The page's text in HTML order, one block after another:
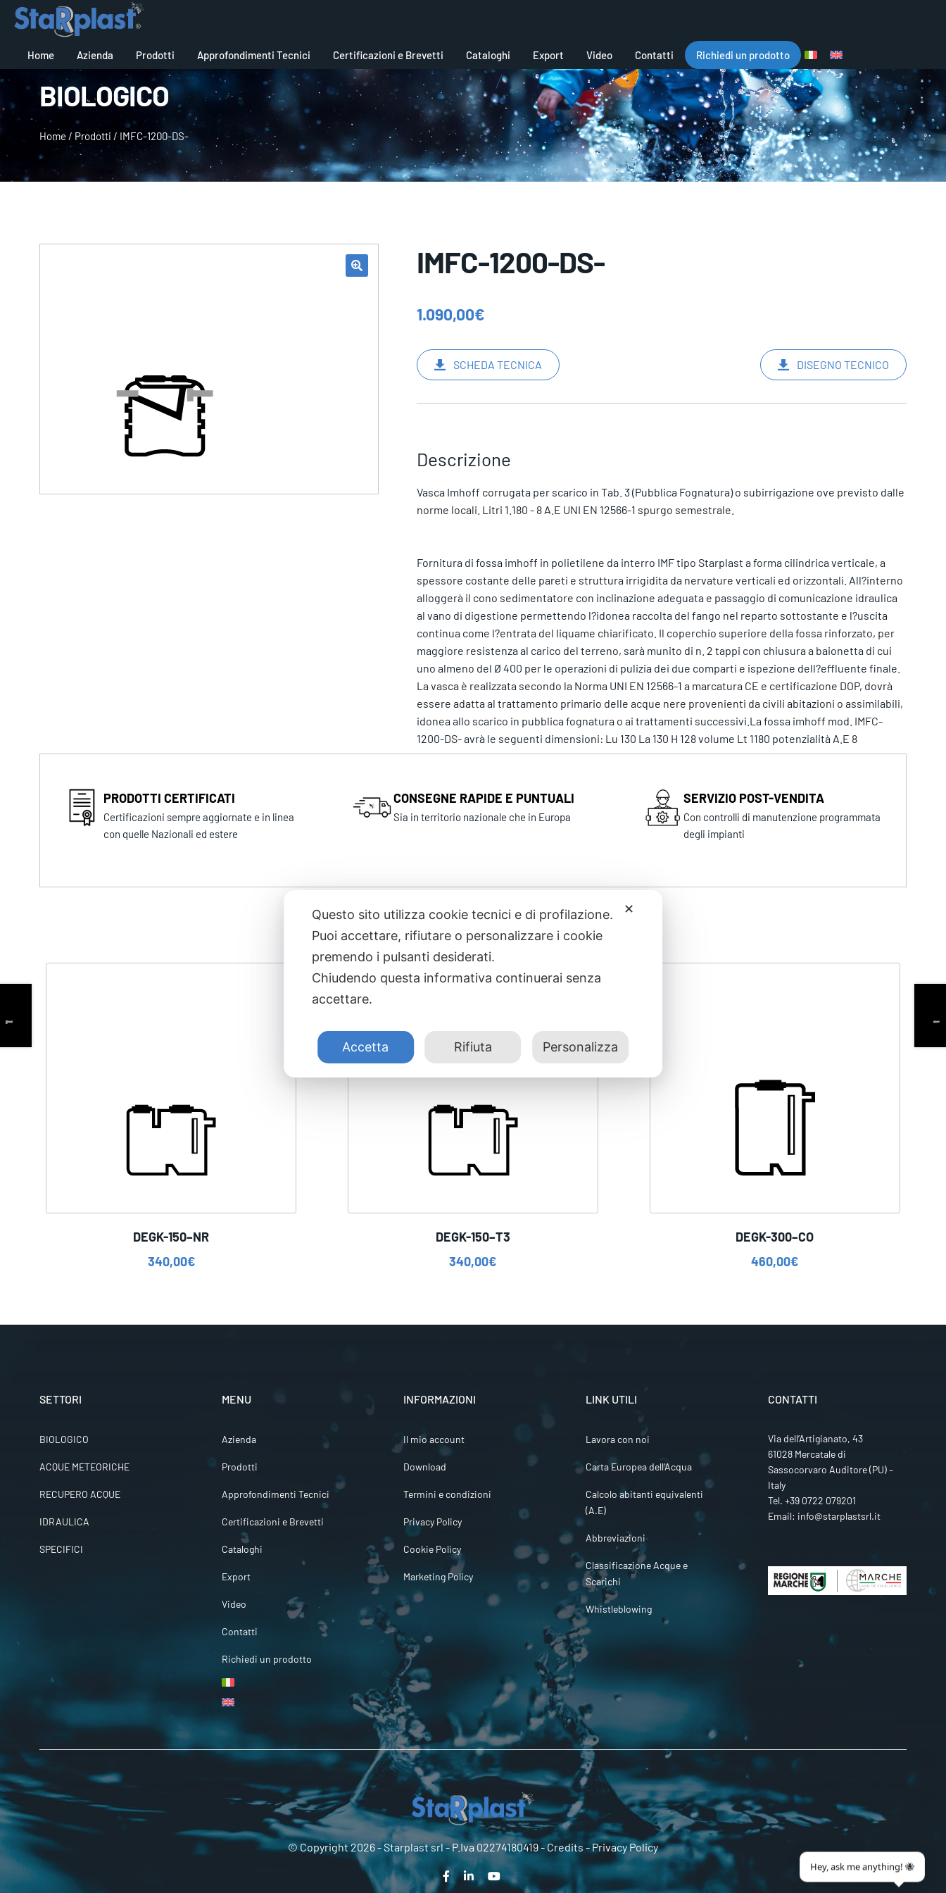
Home Azienda Prodotti Approfondimenti Tecnici Certificazioni e Brevetti Cataloghi Export Video Contatti Richiedi un prodotto
BIOLOGICO
Home / Prodotti / IMFC-1200-DS-
IMFC-1200-DS-
1.090,00€
SCHEDA TECNICA DISEGNO TECNICO
Descrizione
Vasca Imhoff corrugata per scarico in Tab. 3 (Pubblica Fognatura) o subirrigazione ove previsto dalle
norme locali. Litri 1.180 - 8 A.E UNI EN 12566-1 spurgo semestrale.
Fornitura di fossa imhoff in polietilene da interro IMF tipo Starplast a forma cilindrica verticale, a
spessore costante delle pareti e struttura irrigidita da nervature verticali ed orizzontali. All?interno
alloggerà il cono sedimentatore con inclinazione adeguata e passaggio di comunicazione idraulica
al vano di digestione permettendo l?idonea raccolta del fango nel reparto sottostante e l?uscita
continua come l?entrata del liquame chiarificato. Il coperchio superiore della fossa rinforzato, per
maggiore resistenza al carico del terreno, sarà munito di n. 2 tappi con chiusura a baionetta di cui
uno almeno del Ø 400 per le operazioni di pulizia dei due comparti e ispezione dell?effluente finale.
La vasca è realizzata secondo la Norma UNI EN 12566-1 a marcatura CE e certificazione DOP, dovrà
essere adatta al trattamento primario delle acque nere provenienti da civili abitazioni o assimilabili,
idonea allo scarico in pubblica fognatura o ai trattamenti successivi.La fossa imhoff mod. IMFC-
1200-DS- avrà le seguenti dimensioni: Lu 130 La 130 H 128 volume Lt 1180 potenzialità A.E 8
PRODOTTI CERTIFICATI
Certificazioni sempre aggiornate e in linea
con quelle Nazionali ed estere
CONSEGNE RAPIDE E PUNTUALI
Sia in territorio nazionale che in Europa
SERVIZIO POST-VENDITA
Con controlli di manutenzione programmata
degli impianti
Prodotti correlati
DEGK-150–NR
340,00€
DEGK-150–T3
340,00€
DEGK-300–CO
460,00€
SETTORI
BIOLOGICO
ACQUE METEORICHE
RECUPERO ACQUE
IDRAULICA
SPECIFICI
MENU
Azienda
Prodotti
Approfondimenti Tecnici
Certificazioni e Brevetti
Cataloghi
Export
Video
Contatti
Richiedi un prodotto
INFORMAZIONI
Il mio account
Download
Termini e condizioni
Privacy Policy
Cookie Policy
Marketing Policy
LINK UTILI
Lavora con noi
Carta Europea dell’Acqua
Calcolo abitanti equivalenti
(A.E)
Abbreviazioni
Classificazione Acque e
Scarichi
Whistleblowing
CONTATTI
Via dell’Artigianato, 43
61028 Mercatale di
Sassocorvaro Auditore (PU) –
Italy
Tel. +39 0722 079201
Email: info@starplastsrl.it
© Copyright 2026 -Starplast srl- P.Iva 02274180419 - Credits -Privacy Policy
✕
Questo sito utilizza cookie tecnici e di profilazione.
Puoi accettare, rifiutare o personalizzare i cookie
premendo i pulsanti desiderati.
Chiudendo questa informativa continuerai senza
accettare.
Accetta Rifiuta Personalizza